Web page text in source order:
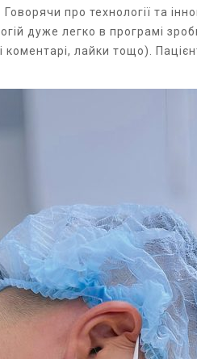
про технології та
дуже легко в програмі
лайки тощо).